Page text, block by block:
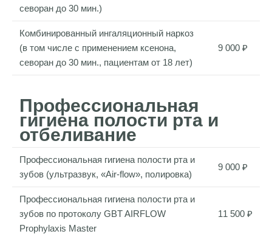
севоран до 30 мин.)
Комбинированный ингаляционный наркоз
(в том числе с применением ксенона,
севоран до 30 мин., пациентам от 18 лет)
9 000 ₽
Профессиональная
гигиена полости рта и
отбеливание
Профессиональная гигиена полости рта и
зубов (ультразвук, «Air-flow», полировка)
9 000 ₽
Профессиональная гигиена полости рта и
зубов по протоколу GBT AIRFLOW
Prophylaxis Master
11 500 ₽